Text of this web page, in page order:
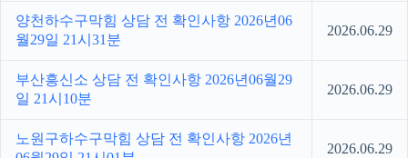
양천하수구막힘 상담 전 확인사항 2026년06
월29일 21시31분
2026.06.29
부산흥신소 상담 전 확인사항 2026년06월29
일 21시10분
2026.06.29
노원구하수구막힘 상담 전 확인사항 2026년
2026.06.29